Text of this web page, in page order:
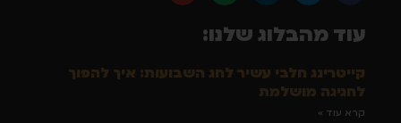
עוד מהבלוג שלנו:
קייטרינג חלבי עשיר לחג השבועות: איך להפוך
לחגיגה מושלמת
קרא עוד »